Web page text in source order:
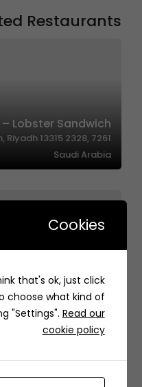
Restaurants
Lobster Sandwich – لوبستر ساندويتش
Riyadh 13315 2328,
Saudi Arabia
Pep & Co – پيپ & كو
Hizam Al Akhdar, Store
34433, Saudi Arabia
Cookies
that's ok, just click
choose what kind of
"Settings". Read our
cookie policy